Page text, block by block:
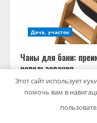
Дача, участок
Чаны для бани:
использования
pristroykin_ 21
Этот сайт использует
помочь вам в